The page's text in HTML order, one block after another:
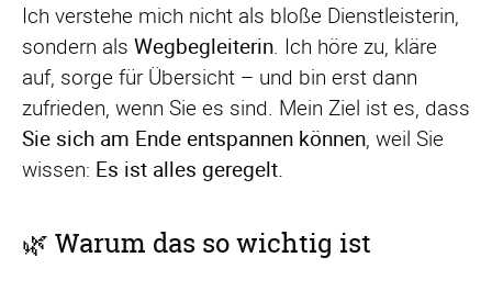
Ich verstehe mich nicht als bloße Dienstleisterin,
sondern als Wegbegleiterin. Ich höre zu, kläre
auf, sorge für Übersicht – und bin erst dann
zufrieden, wenn Sie es sind. Mein Ziel ist es, dass
Sie sich am Ende entspannen können, weil Sie
wissen: Es ist alles geregelt.
🌿 Warum das so wichtig ist